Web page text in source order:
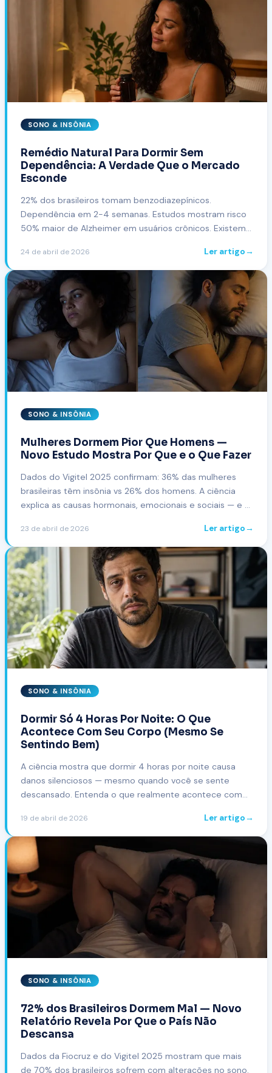
SONO & INSÔNIA
Remédio Natural Para Dormir Sem
Dependência: A Verdade Que o Mercado
Esconde
22% dos brasileiros tomam benzodiazepínicos.
Dependência em 2-4 semanas. Estudos mostram risco
50% maior de Alzheimer em usuários crônicos. Existem
funcionam e quais são marketing.
24 de abril de 2026 Ler artigo→
SONO & INSÔNIA
Mulheres Dormem Pior Que Homens —
Novo Estudo Mostra Por Que e o Que Fazer
Dados do Vigitel 2025 confirmam: 36% das mulheres
brasileiras têm insônia vs 26% dos homens. A ciência
explica as causas hormonais, emocionais e sociais — e as
23 de abril de 2026 Ler artigo→
SONO & INSÔNIA
Dormir Só 4 Horas Por Noite: O Que
Acontece Com Seu Corpo (Mesmo Se
Sentindo Bem)
A ciência mostra que dormir 4 horas por noite causa
danos silenciosos — mesmo quando você se sente
descansado. Entenda o que realmente acontece com
engana milhões.
19 de abril de 2026 Ler artigo→
SONO & INSÔNIA
72% dos Brasileiros Dormem Mal — Novo
Relatório Revela Por Que o País Não
Descansa
Dados da Fiocruz e do Vigitel 2025 mostram que mais
de 70% dos brasileiros sofrem com alterações no sono.